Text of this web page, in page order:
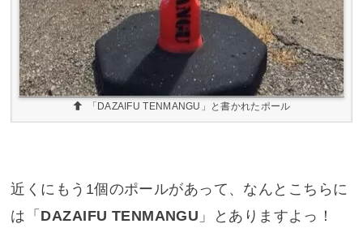
近くにもう1個のポールがあって、なんとこちらに
は「DAZAIFU TENMANGU 」とありますよっ！
そうなんです。実はここ、ハワイ金刀比羅神社・